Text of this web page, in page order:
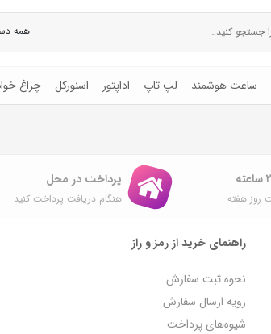
همه
ساعت هوشمند لپ تاپ اداپتور اسنورکل چراغ
روز هفته
پرداخت در محل
هنگام دریافت پرداخت کنید
راهنمای خرید از رمز و راز
نحوه ثبت سفارش
رویه ارسال سفارش
شیوه‌های پرداخت